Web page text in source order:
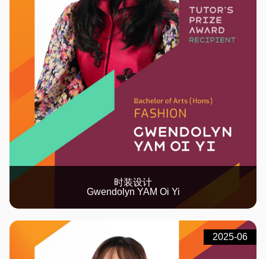
时装设计
Gwendolyn YAM Oi Yi
2025-06